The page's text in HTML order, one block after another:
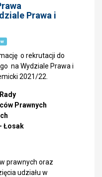
Prawa i
o rekrutacji do
na Wydziale Prawa i
2021/22.
Prawnych
Łosak
prawnych oraz
udziału w